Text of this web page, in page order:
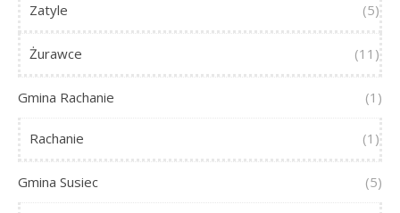
Zatyle (5)
Żurawce (11)
Gmina Rachanie (1)
Rachanie (1)
Gmina Susiec (5)